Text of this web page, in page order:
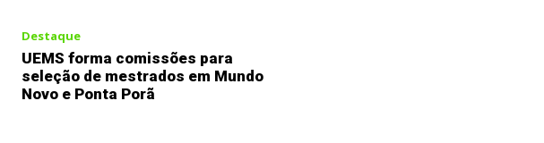
Destaque
UEMS forma comissões para
seleção de mestrados em Mundo
Novo e Ponta Porã